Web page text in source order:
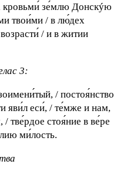
кровьми́ зе́млю Донскýю
твои́ми / в лю́дех
/ и в житии
3:
/ постоя́нство
яви́л еси́, / те́мже и нам,
тве́рдое стоя́ние в ве́ре
ми́лость.